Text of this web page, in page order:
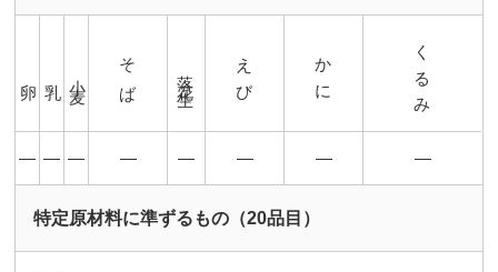
そば 落花生 えび かに くるみ
― ― ― ― ― ― ― ―
特定原材料に準ずるもの（20品目）